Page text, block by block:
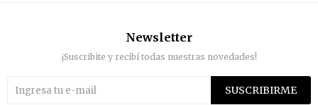
Newsletter
¡Suscribite y recibí todas nuestras novedades!
SUSCRIBIRME